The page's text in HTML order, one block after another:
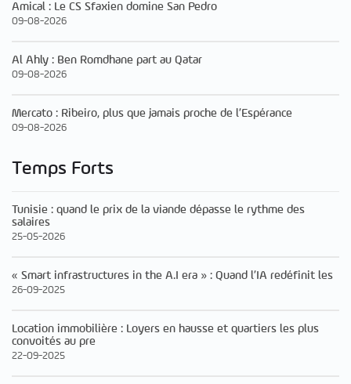
Amical : Le CS Sfaxien domine San Pedro
09-08-2026
Al Ahly : Ben Romdhane part au Qatar
09-08-2026
Mercato : Ribeiro, plus que jamais proche de l’Espérance
09-08-2026
Temps Forts
Tunisie : quand le prix de la viande dépasse le rythme des
salaires
25-05-2026
« Smart infrastructures in the A.I era » : Quand l’IA redéfinit les
26-09-2025
Location immobilière : Loyers en hausse et quartiers les plus
convoités au pre
22-09-2025